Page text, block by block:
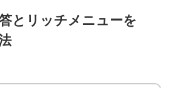
とリッチメニューを